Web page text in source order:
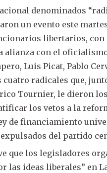
denominados
un evento este
libertarios, con
alianza con el
Luis Picat, Pablo
radicales que,
Tournier, le dieron
los vetos a la
de financiamiento
del partido
que los legisladores
las ideas liberales” en